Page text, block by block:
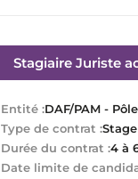
Stagiaire Juriste
Entité :DAF/PAM -
Type de contrat :Stage
Durée du contrat :4 à
Date limite de